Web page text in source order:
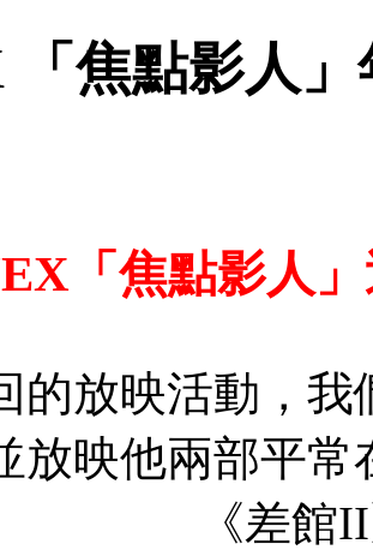
「焦點影人
「焦點影人
的放映活動，
放映他兩部平
《差館